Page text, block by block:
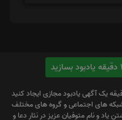
یک آگهی یادبود مجازی ایجاد کنید
های اجتماعی و گروه های مختلف
یاد و نام متوفیان عزیز در نثار دعا و